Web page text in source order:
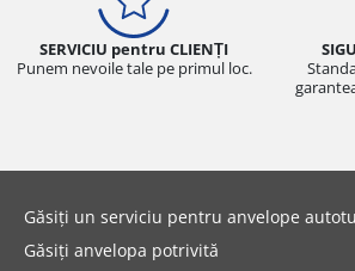
SERVICIU pentru CLIENȚI
Punem nevoile tale pe primul loc.
Găsiți un serviciu pentru anvelope
Găsiți anvelopa potrivită